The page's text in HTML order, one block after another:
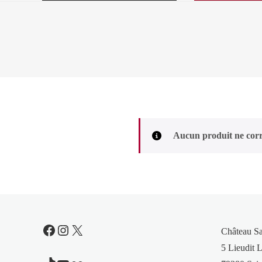
Aucun produit ne
Facebook
Instagram
X
Château
5 Lieudit